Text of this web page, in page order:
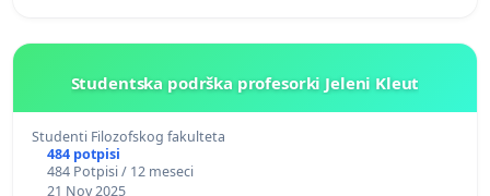
Studentska podrška profesorki Jeleni Kleut
Studenti Filozofskog fakulteta
484 potpisi
484 Potpisi / 12 meseci
21 Nov 2025